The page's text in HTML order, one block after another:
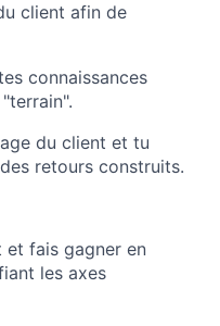
client afin de
connaissances
du client et tu
retours construits.
et fais gagner en
les axes